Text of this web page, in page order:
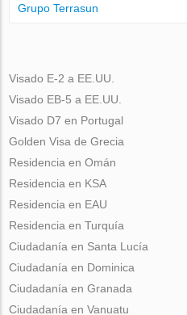
Grupo Terrasun
Visado E-2 a EE.UU.
Visado EB-5 a EE.UU.
Visado D7 en Portugal
Golden Visa de Grecia
Residencia en Omán
Residencia en KSA
Residencia en EAU
Residencia en Turquía
Ciudadanía en Santa Lucía
Ciudadanía en Dominica
Ciudadanía en Granada
Ciudadanía en Vanuatu